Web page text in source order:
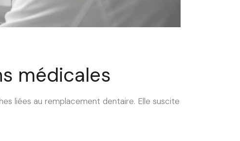
médicales
liées au remplacement dentaire. Elle suscite